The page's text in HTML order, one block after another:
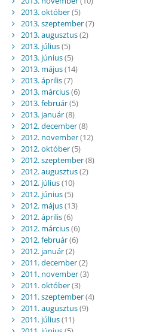
2013. október(5)
2013. szeptember(7)
2013. augusztus(2)
2013. július(5)
2013. június(5)
2013. május(14)
2013. április(7)
2013. március(6)
2013. február(5)
2013. január(8)
2012. december(8)
2012. november(12)
2012. október(5)
2012. szeptember(8)
2012. augusztus(2)
2012. július(10)
2012. június(5)
2012. május(13)
2012. április(6)
2012. március(6)
2012. február(6)
2012. január(2)
2011. december(2)
2011. november(3)
2011. október(3)
2011. szeptember(4)
2011. augusztus(9)
2011. július(11)